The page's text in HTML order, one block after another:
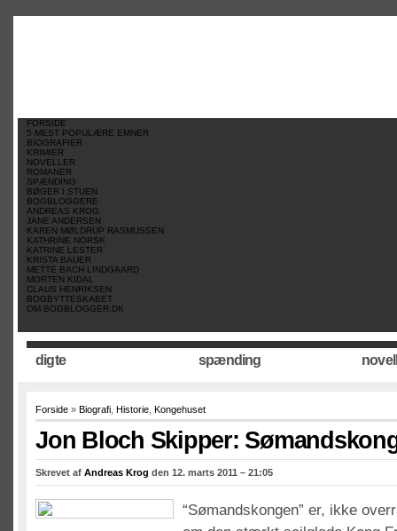
FORSIDE
5 MEST POPULÆRE EMNER
BIOGRAFIER
KRIMIER
NOVELLER
ROMANER
SPÆNDING
BØGER I STUEN
BOGBLOGGERE
ANDREAS KROG
JANE ANDERSEN
KAREN MØLDRUP RASMUSSEN
KATHRINE NORSK
KATRINE LESTER
KRISTA BAUER
METTE BACH LINDGAARD
MORTEN KIDAL
CLAUS HENRIKSEN
BOGBYTTESKABET
OM BOGBLOGGER.DK
digte spænding
Forside » Biografi Historie Kongehuset
Jon Bloch Skipper:
Skrevet af Andreas Krog den 12. marts 2011 – 21:05
“Sømandskongen” er, ikke